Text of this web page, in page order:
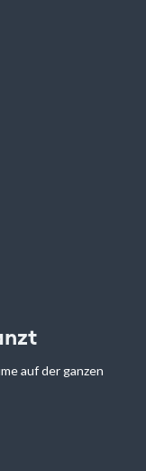
auf der ganzen